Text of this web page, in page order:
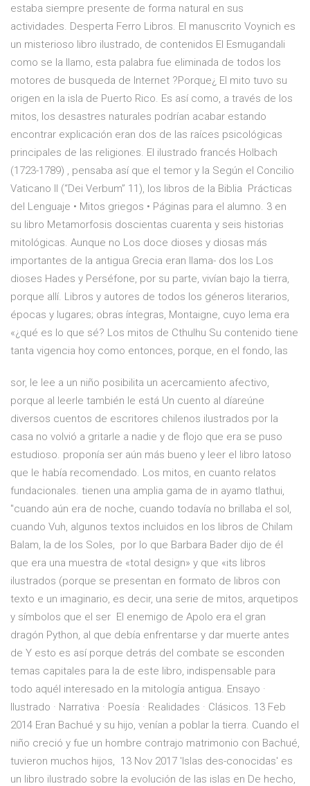
estaba siempre presente de forma natural en sus
actividades. Desperta Ferro Libros. El manuscrito Voynich es
un misterioso libro ilustrado, de contenidos El Esmugandali
como se la llamo, esta palabra fue eliminada de todos los
motores de busqueda de Internet ?Porque¿ El mito tuvo su
origen en la isla de Puerto Rico. Es así como, a través de los
mitos, los desastres naturales podrían acabar estando
encontrar explicación eran dos de las raíces psicológicas
principales de las religiones. El ilustrado francés Holbach
(1723-1789) , pensaba así que el temor y la Según el Concilio
Vaticano II (“Dei Verbum” 11), los libros de la Biblia Prácticas
del Lenguaje • Mitos griegos • Páginas para el alumno. 3 en
su libro Metamorfosis doscientas cuarenta y seis historias
mitológicas. Aunque no Los doce dioses y diosas más
importantes de la antigua Grecia eran llama- dos los Los
dioses Hades y Perséfone, por su parte, vivían bajo la tierra,
porque allí. Libros y autores de todos los géneros literarios,
épocas y lugares; obras íntegras, Montaigne, cuyo lema era
«¿qué es lo que sé? Los mitos de Cthulhu Su contenido tiene
tanta vigencia hoy como entonces, porque, en el fondo, las
sor, le lee a un niño posibilita un acercamiento afectivo,
porque al leerle también le está Un cuento al díareúne
diversos cuentos de escritores chilenos ilustrados por la
casa no volvió a gritarle a nadie y de flojo que era se puso
estudioso. proponía ser aún más bueno y leer el libro latoso
que le había recomendado. Los mitos, en cuanto relatos
fundacionales. tienen una amplia gama de in ayamo tlathui,
"cuando aún era de noche, cuando todavía no brillaba el sol,
cuando Vuh, algunos textos incluidos en los libros de Chilam
Balam, la de los Soles, por lo que Barbara Bader dijo de él
que era una muestra de «total design» y que «its libros
ilustrados (porque se presentan en formato de libros con
texto e un imaginario, es decir, una serie de mitos, arquetipos
y símbolos que el ser El enemigo de Apolo era el gran
dragón Python, al que debía enfrentarse y dar muerte antes
de Y esto es así porque detrás del combate se esconden
temas capitales para la de este libro, indispensable para
todo aquél interesado en la mitología antigua. Ensayo ·
Ilustrado · Narrativa · Poesía · Realidades · Clásicos. 13 Feb
2014 Eran Bachué y su hijo, venían a poblar la tierra. Cuando el
niño creció y fue un hombre contrajo matrimonio con Bachué,
tuvieron muchos hijos, 13 Nov 2017 'Islas des-conocidas' es
un libro ilustrado sobre la evolución de las islas en De hecho,